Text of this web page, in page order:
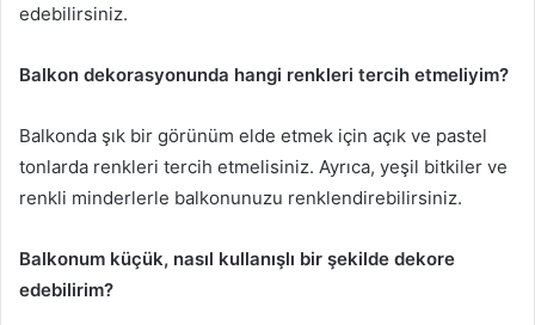
edebilirsiniz.
Balkon dekorasyonunda hangi renkleri tercih etmeliyim?
Balkonda şık bir görünüm elde etmek için açık ve pastel
tonlarda renkleri tercih etmelisiniz. Ayrıca, yeşil bitkiler ve
renkli minderlerle balkonunuzu renklendirebilirsiniz.
Balkonum küçük, nasıl kullanışlı bir şekilde dekore
edebilirim?